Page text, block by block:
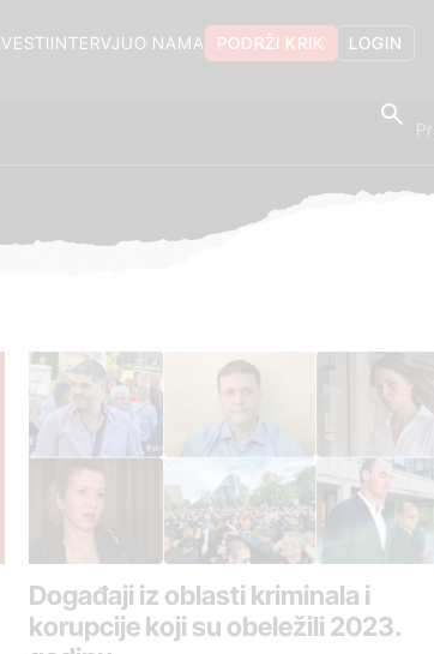
LOGIN
PODRŽI KRIK
O NAMA
INTERVJU
VESTI
Događaji iz oblasti kriminala i
korupcije koji su obeležili 2023.